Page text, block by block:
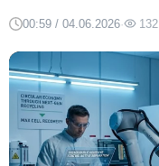
00:59 / 04.06.2026· 132